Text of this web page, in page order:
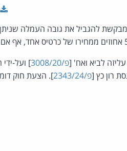
הכנסת רון כץ, המבקשת להגביל את גובה
פ/3008/20
] ועל-
פ/2343/24